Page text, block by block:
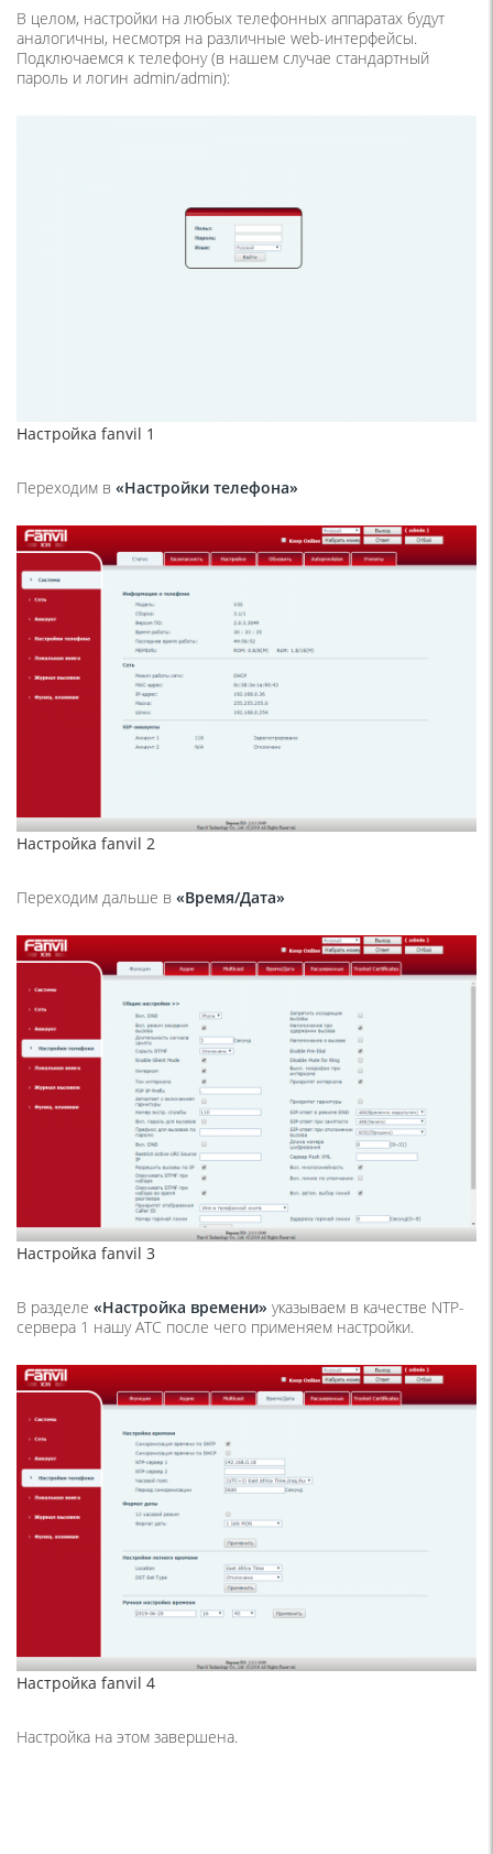
В целом, настройки на любых телефонных аппаратах будут
аналогичны, несмотря на различные web-интерфейсы.
Подключаемся к телефону (в нашем случае стандартный
пароль и логин admin/admin):
Настройка fanvil 1
Переходим в «Настройки телефона»
Настройка fanvil 2
Переходим дальше в «Время/Дата»
Настройка fanvil 3
В разделе «Настройка времени» указываем в качестве NTP-
сервера 1 нашу АТС после чего применяем настройки.
Настройка fanvil 4
Настройка на этом завершена.